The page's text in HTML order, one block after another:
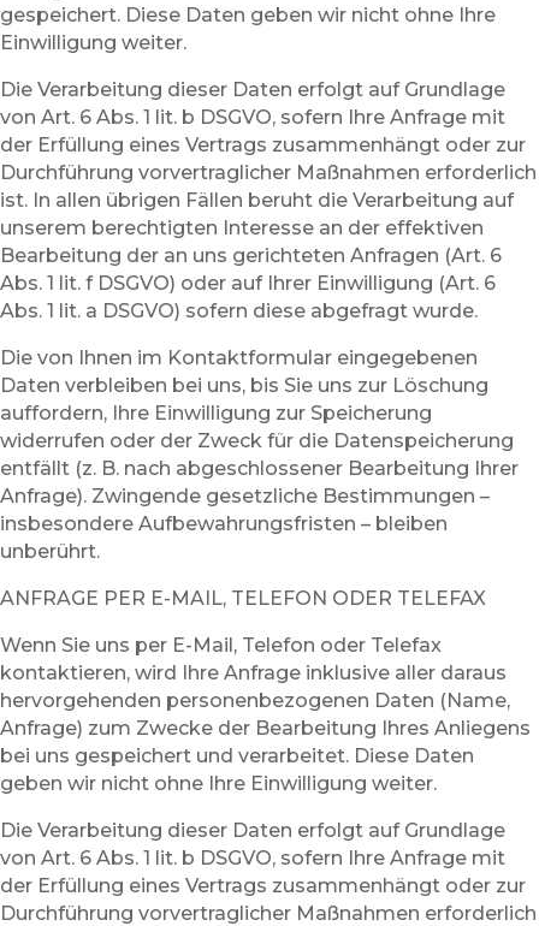
gespeichert. Diese Daten geben wir nicht ohne Ihre
Einwilligung weiter.
Die Verarbeitung dieser Daten erfolgt auf Grundlage
von Art. 6 Abs. 1 lit. b DSGVO, sofern Ihre Anfrage mit
der Erfüllung eines Vertrags zusammenhängt oder zur
Durchführung vorvertraglicher Maßnahmen erforderlich
ist. In allen übrigen Fällen beruht die Verarbeitung auf
unserem berechtigten Interesse an der effektiven
Bearbeitung der an uns gerichteten Anfragen (Art. 6
Abs. 1 lit. f DSGVO) oder auf Ihrer Einwilligung (Art. 6
Abs. 1 lit. a DSGVO) sofern diese abgefragt wurde.
Die von Ihnen im Kontaktformular eingegebenen
Daten verbleiben bei uns, bis Sie uns zur Löschung
auffordern, Ihre Einwilligung zur Speicherung
widerrufen oder der Zweck für die Datenspeicherung
entfällt (z. B. nach abgeschlossener Bearbeitung Ihrer
Anfrage). Zwingende gesetzliche Bestimmungen –
insbesondere Aufbewahrungsfristen – bleiben
unberührt.
ANFRAGE PER E-MAIL, TELEFON ODER TELEFAX
Wenn Sie uns per E-Mail, Telefon oder Telefax
kontaktieren, wird Ihre Anfrage inklusive aller daraus
hervorgehenden personenbezogenen Daten (Name,
Anfrage) zum Zwecke der Bearbeitung Ihres Anliegens
bei uns gespeichert und verarbeitet. Diese Daten
geben wir nicht ohne Ihre Einwilligung weiter.
Die Verarbeitung dieser Daten erfolgt auf Grundlage
von Art. 6 Abs. 1 lit. b DSGVO, sofern Ihre Anfrage mit
der Erfüllung eines Vertrags zusammenhängt oder zur
Durchführung vorvertraglicher Maßnahmen erforderlich